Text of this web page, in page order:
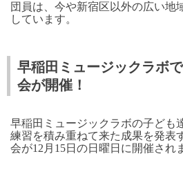
団員は、今や新宿区以外の広い地
しています。
早稲田ミュージックラボ
会が開催！
早稲田ミュージックラボの子ども
練習を積み重ねて来た成果を発表
会が12月15日の日曜日に開催され